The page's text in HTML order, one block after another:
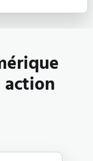
action